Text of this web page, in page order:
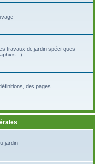
travaux de jardin spécifiques
des pages
jardin